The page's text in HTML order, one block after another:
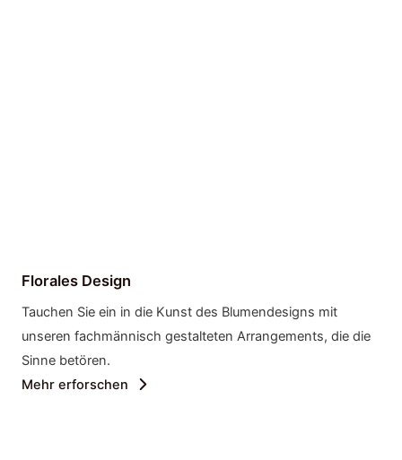
Florales Design
Tauchen Sie ein in die Kunst des Blumendesigns mit
unseren fachmännisch gestalteten Arrangements, die die
Sinne betören.
Mehr erforschen